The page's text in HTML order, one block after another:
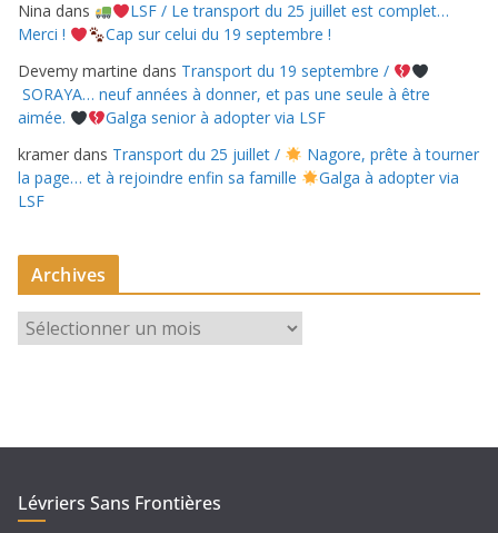
Nina dans
LSF / Le transport du 25 juillet est complet…
Merci !
Cap sur celui du 19 septembre !
Devemy martine dans Transport du 19 septembre /
SORAYA… neuf années à donner, et pas une seule à être
aimée.
Galga senior à adopter via LSF
kramer dans Transport du 25 juillet /
Nagore, prête à tourner
la page… et à rejoindre enfin sa famille
Galga à adopter via
LSF
Archives
e
s
Lévriers Sans Frontières